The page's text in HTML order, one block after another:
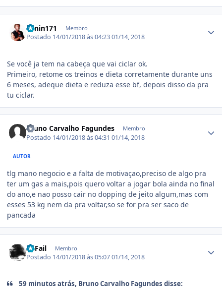
Lenin171 Membro
Postado 14/01/2018 às 04:2301/14, 2018
Se você ja tem na cabeça que vai ciclar ok.
Primeiro, retome os treinos e dieta corretamente durante uns
6 meses, adeque dieta e reduza esse bf, depois disso da pra
tu ciclar.
Bruno Carvalho Fagundes Membro
Postado 14/01/2018 às 04:3101/14, 2018
AUTOR
tlg mano negocio e a falta de motivaçao,preciso de algo pra
ter um gas a mais,pois quero voltar a jogar bola ainda no final
do ano,e nao posso cair no dopping de jeito algum,mas com
esses 53 kg nem da pra voltar,so se for pra ser saco de
pancada
I'llFail Membro
Postado 14/01/2018 às 05:0701/14, 2018
59 minutos atrás, Bruno Carvalho Fagundes disse: